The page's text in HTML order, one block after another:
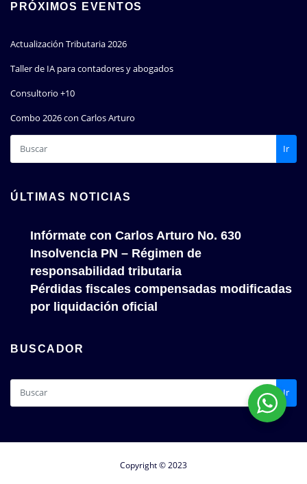
PRÓXIMOS EVENTOS
Actualización Tributaria 2026
Taller de IA para contadores y abogados
Consultorio +10
Combo 2026 con Carlos Arturo
Ir
ÚLTIMAS NOTICIAS
Infórmate con Carlos Arturo No. 630
Insolvencia PN – Régimen de
responsabilidad tributaria
Pérdidas fiscales compensadas modificadas
por liquidación oficial
BUSCADOR
Ir
Copyright © 2023